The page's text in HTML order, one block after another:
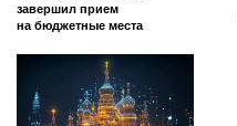
завершил прием
на бюджетные места